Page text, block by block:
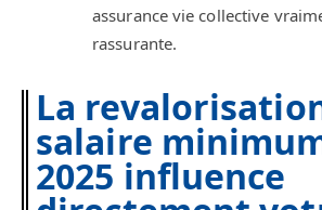
assurance vie collective
rassurante.
La
salaire
2025 influence